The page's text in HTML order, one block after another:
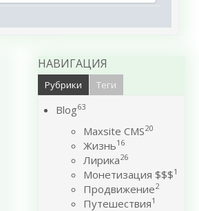
НАВИГАЦИЯ
Рубрики Теги
Blog63
Maxsite CMS20
Жизнь16
Лирика26
Монетизация $$$1
Продвижение2
Путешествия1